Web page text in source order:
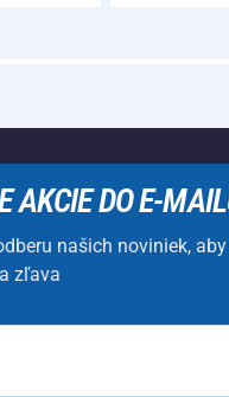
AKCIE DO E-
našich noviniek,
zľava